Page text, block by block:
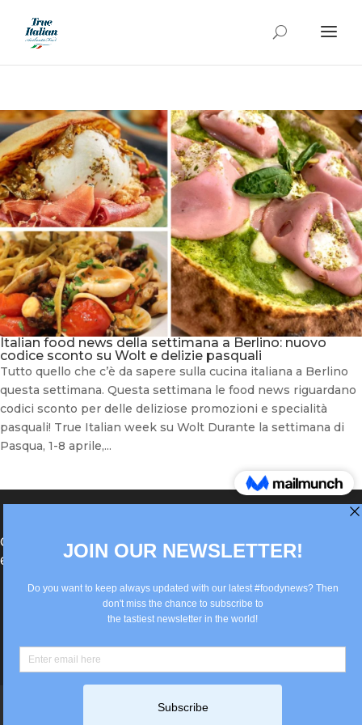
Italian food news della settimana a Berlino: nuovo
codice sconto su Wolt e delizie pasquali
Tutto quello che c’è da sapere sulla cucina italiana a Berlino
questa settimana. Questa settimana le food news riguardano
codici sconto per delle deliziose promozioni e specialità
pasquali! True Italian week su Wolt Durante la settimana di
Pasqua, 1-8 aprile,...
®Berlin Italian Communication 2022 +49(0)30
62867442
info@old.true-italian.com
Privacy Policy